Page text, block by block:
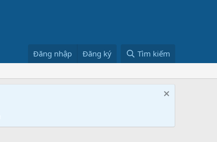
Đăng nhập Đăng ký Tìm kiếm